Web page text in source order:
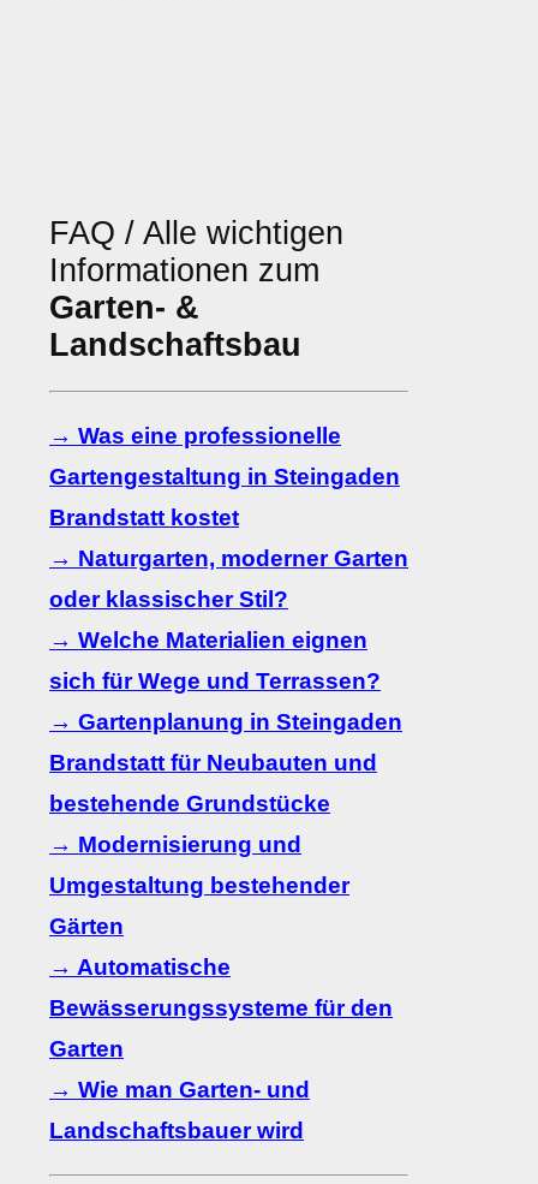
FAQ / Alle wichtigen
Informationen zum
Garten- &
Landschaftsbau
→ Was eine professionelle
Gartengestaltung in Steingaden
Brandstatt kostet
→ Naturgarten, moderner Garten
oder klassischer Stil?
→ Welche Materialien eignen
sich für Wege und Terrassen?
→ Gartenplanung in Steingaden
Brandstatt für Neubauten und
bestehende Grundstücke
→ Modernisierung und
Umgestaltung bestehender
Gärten
→ Automatische
Bewässerungssysteme für den
Garten
→ Wie man Garten- und
Landschaftsbauer wird